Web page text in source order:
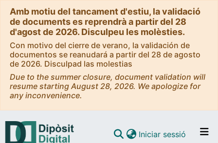
Amb motiu del tancament d'estiu, la validació
de documents es reprendrà a partir del 28
d'agost de 2026. Disculpeu les molèsties.
Con motivo del cierre de verano, la validación de
documentos se reanudará a partir del 28 de agosto
de 2026. Disculpad las molestias
Due to the summer closure, document validation will
resume starting August 28, 2026. We apologize for
any inconvenience.
Iniciar sessió (current)